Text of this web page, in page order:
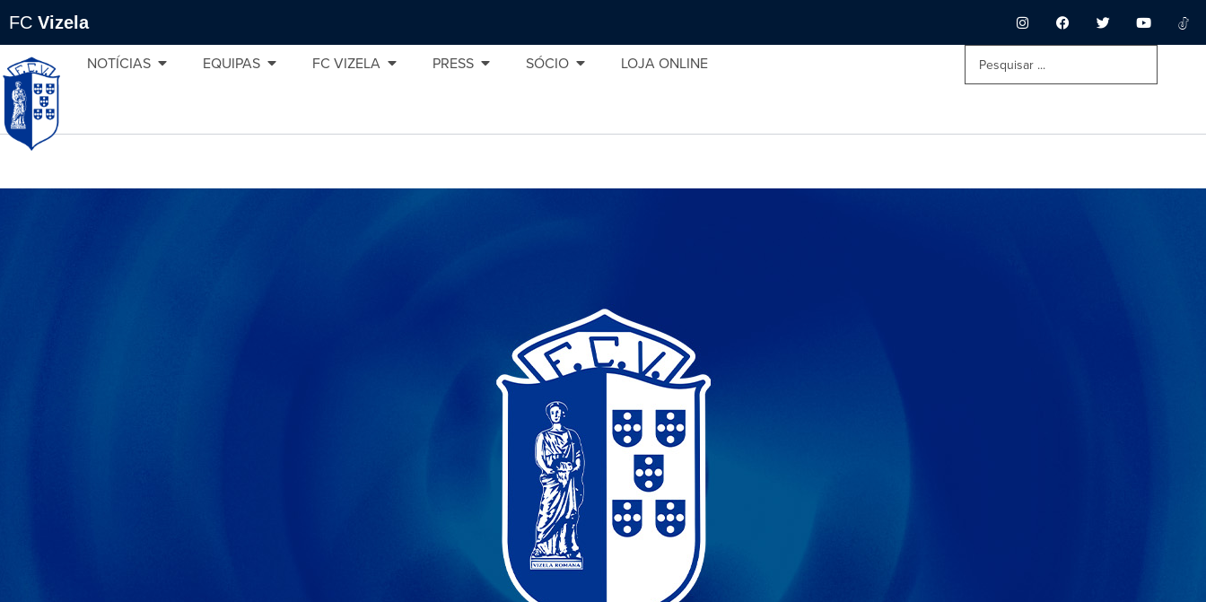
FC Vizela
NOTÍCIAS EQUIPAS FC VIZELA PRESS SÓCIO LOJA ONLINE